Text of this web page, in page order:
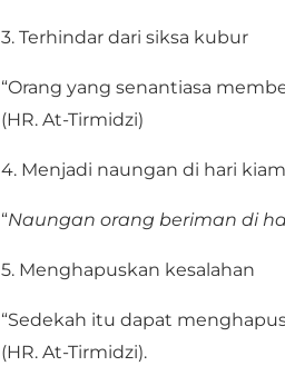
3. Terhindar dari siksa kubur
“Orang yang senantiasa
(HR. At-Tirmidzi)
4. Menjadi naungan di hari
“Naungan orang beriman di
5. Menghapuskan kesalahan
“Sedekah itu dapat
(HR. At-Tirmidzi).